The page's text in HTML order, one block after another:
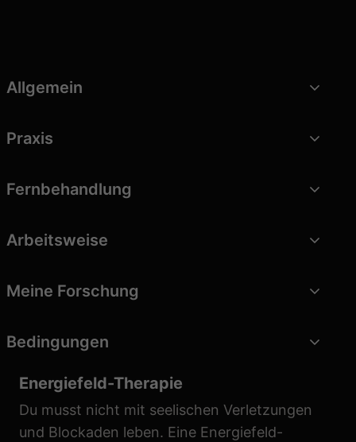
Allgemein
Praxis
Fernbehandlung
Arbeitsweise
Meine Forschung
Bedingungen
Energiefeld-Therapie
Du musst nicht mit seelischen Verletzungen
und Blockaden leben. Eine Energiefeld-